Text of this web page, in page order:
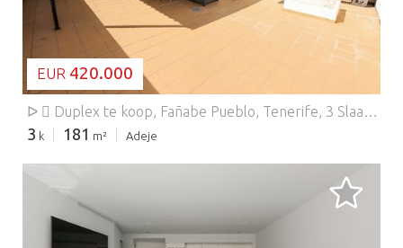
EUR 420.000
ᐅ  Duplex te koop, Fañabe Pueblo, Tenerife, 3 Slaapkamers, 181 m², 420.000 € .
3 k 181 m² Adeje